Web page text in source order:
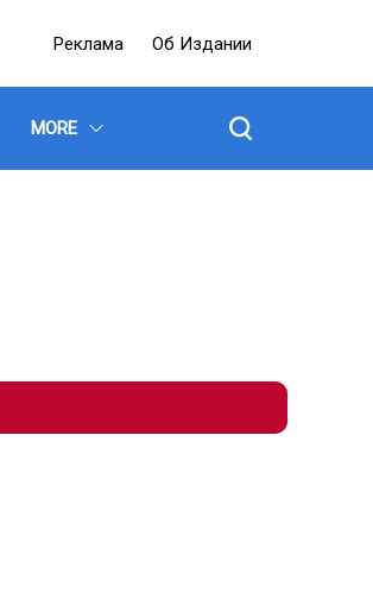
Реклама Об Издании
MORE